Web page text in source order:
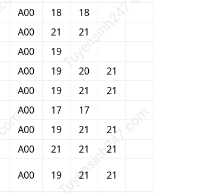
A00 18
18
A00 21
21
A00
19
A00 19 20
21
A00 19 21
21
A00 17
17
A00 19 21
21
A00 21 21
21
A00 19 21
21